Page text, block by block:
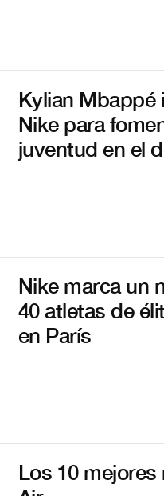
Kylian Mbappé
Nike para
juventud en el
Nike marca un
40 atletas de
en París
Los 10